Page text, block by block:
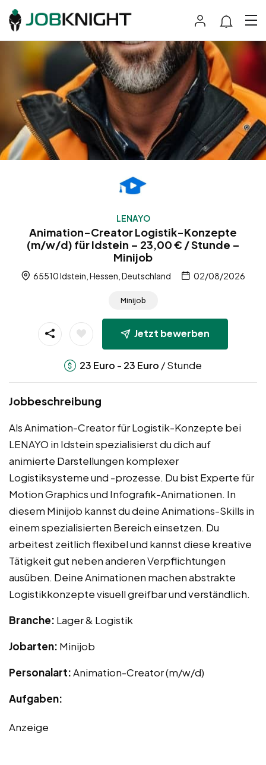
LENAYO
Animation-Creator Logistik-Konzepte
(m/w/d) für Idstein – 23,00 € / Stunde –
Minijob
65510 Idstein, Hessen, Deutschland 02/08/2026
Minijob
Jetzt bewerben
23 Euro - 23 Euro / Stunde
Jobbeschreibung
Als Animation-Creator für Logistik-Konzepte bei
LENAYO in Idstein spezialisierst du dich auf
animierte Darstellungen komplexer
Logistiksysteme und -prozesse. Du bist Experte für
Motion Graphics und Infografik-Animationen. In
diesem Minijob kannst du deine Animations-Skills in
einem spezialisierten Bereich einsetzen. Du
arbeitest zeitlich flexibel und kannst diese kreative
Tätigkeit gut neben anderen Verpflichtungen
ausüben. Deine Animationen machen abstrakte
Logistikkonzepte visuell greifbar und verständlich.
Branche: Lager & Logistik
Jobarten: Minijob
Personalart:Animation-Creator (m/w/d)
Aufgaben:
Anzeige